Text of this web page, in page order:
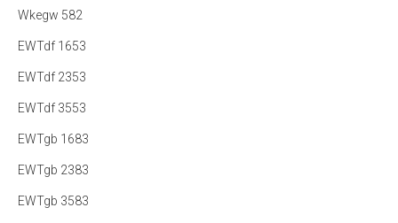
Wkegw 582
EWTdf 1653
EWTdf 2353
EWTdf 3553
EWTgb 1683
EWTgb 2383
EWTgb 3583